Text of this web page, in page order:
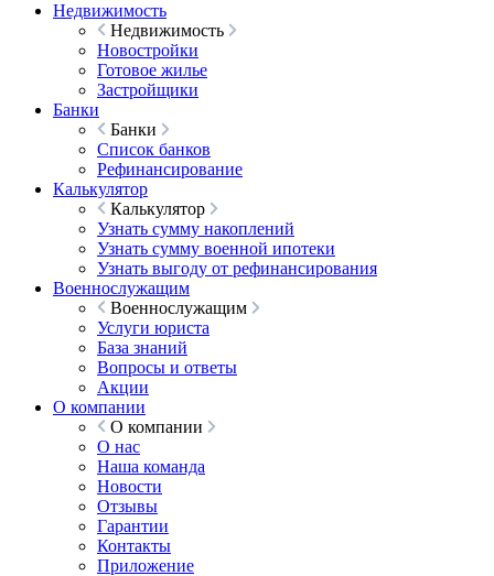
Недвижимость
Недвижимость
Новостройки
Готовое жилье
Застройщики
Банки
Банки
Список банков
Рефинансирование
Калькулятор
Калькулятор
Узнать сумму накоплений
Узнать сумму военной ипотеки
Узнать выгоду от рефинансирования
Военнослужащим
Военнослужащим
Услуги юриста
База знаний
Вопросы и ответы
Акции
О компании
О компании
О нас
Наша команда
Новости
Отзывы
Гарантии
Контакты
Приложение